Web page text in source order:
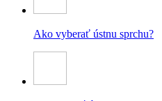
Ako vyberať ústnu sprchu?